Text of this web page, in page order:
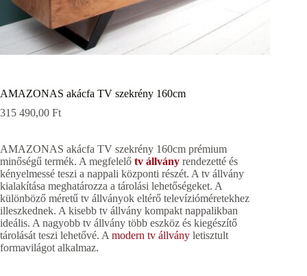
AMAZONAS akácfa TV szekrény 160cm
315 490,00 Ft
AMAZONAS akácfa TV szekrény 160cm prémium
minőségű termék. A megfelelő tv állvány rendezetté és
kényelmessé teszi a nappali központi részét. A tv állvány
kialakítása meghatározza a tárolási lehetőségeket. A
különböző méretű tv állványok eltérő televízióméretekhez
illeszkednek. A kisebb tv állvány kompakt nappalikban
ideális. A nagyobb tv állvány több eszköz és kiegészítő
tárolását teszi lehetővé. A modern tv állvány letisztult
formavilágot alkalmaz.